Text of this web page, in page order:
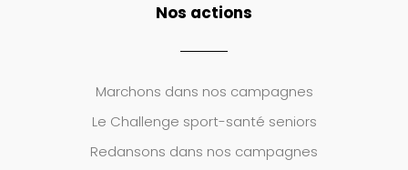
Nos actions
Marchons dans nos campagnes
Le Challenge sport-santé seniors
Redansons dans nos campagnes